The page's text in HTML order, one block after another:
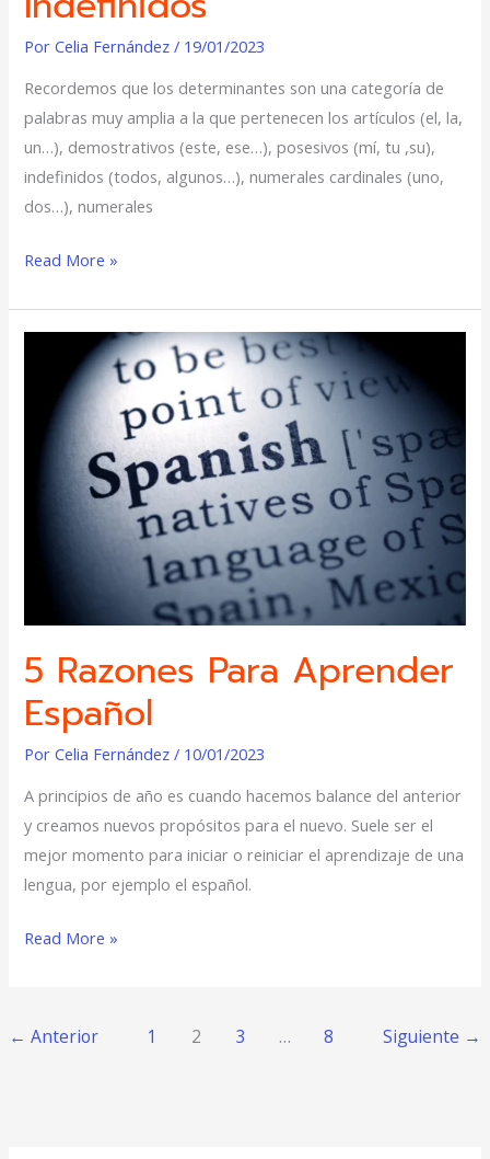
PorCelia Fernández/ 19/01/2023
Recordemos que los determinantes son una categoría de
palabras muy amplia a la que pertenecen los artículos (el, la,
un…), demostrativos (este, ese…), posesivos (mí, tu ,su),
indefinidos (todos, algunos…), numerales cardinales (uno,
dos…), numerales
Read More »
5 Razones Para Aprender
Español
PorCelia Fernández/ 10/01/2023
A principios de año es cuando hacemos balance del anterior
y creamos nuevos propósitos para el nuevo. Suele ser el
mejor momento para iniciar o reiniciar el aprendizaje de una
lengua, por ejemplo el español.
Razones
Para
Aprender
Read More »
← Anterior 1 2 3 … 8 Siguiente →